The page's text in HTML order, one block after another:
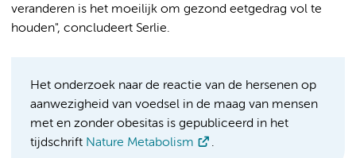
veranderen is het moeilijk om gezond eetgedrag vol te
houden", concludeert Serlie.
Het onderzoek naar de reactie van de hersenen op
aanwezigheid van voedsel in de maag van mensen
met en zonder obesitas is gepubliceerd in het
tijdschrift Nature Metabolism .